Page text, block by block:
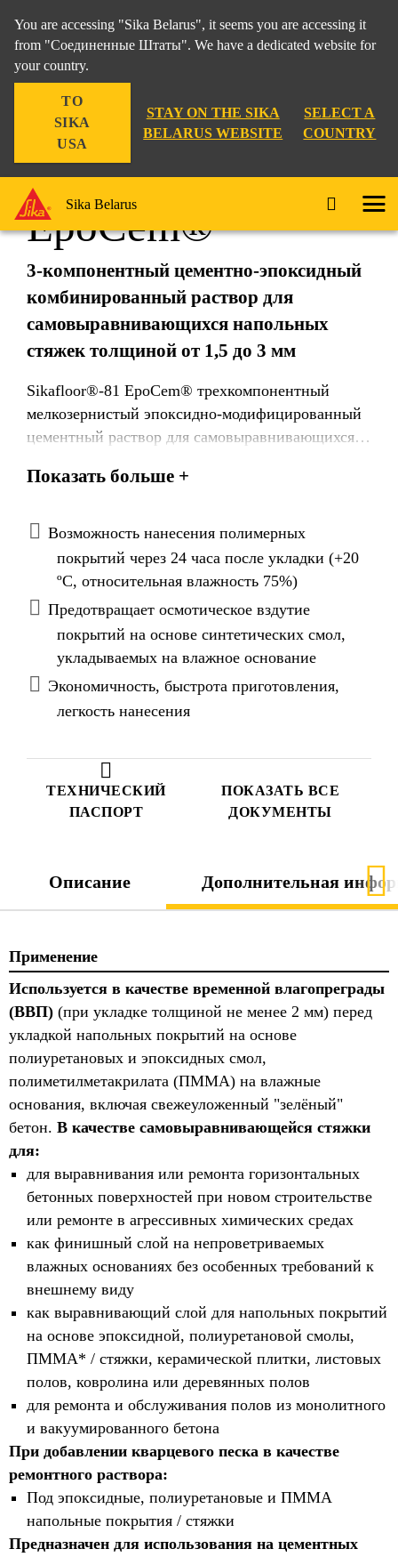
You are accessing "Sika Belarus", it seems you are accessing it
from "Соединенные Штаты". We have a dedicated website for
your country.
TO
SIKA
USA
STAY ON THE SIKA
BELARUS WEBSITE
SELECT A
COUNTRY
Sika Belarus
ТЕХНИЧЕСКИЙ
ПАСПОРТ
ПОКАЗАТЬ ВСЕ
ДОКУМЕНТЫ
Sikafloor®-81
EpoCem®
3-компонентный цементно-эпоксидный
комбинированный раствор для
самовыравнивающихся напольных
стяжек толщиной от 1,5 до 3 мм
Sikafloor®-81 EpoCem® трехкомпонентный
мелкозернистый эпоксидно-модифицированный
цементный раствор для самовыравнивающихся
от 1,5 до 3 мм.
Показать больше +
Возможность нанесения полимерных
покрытий через 24 часа после укладки (+20
ºС, относительная влажность 75%)
Предотвращает осмотическое вздутие
покрытий на основе синтетических смол,
укладываемых на влажное основание
Экономичность, быстрота приготовления,
легкость нанесения
Описание Дополнительная
Применение
Используется в качестве временной влагопреграды
(ВВП) (при укладке толщиной не менее 2 мм) перед
укладкой напольных покрытий на основе
полиуретановых и эпоксидных смол,
полиметилметакрилата (ПММА) на влажные
основания, включая свежеуложенный "зелёный"
бетон. В качестве самовыравнивающейся стяжки
для:
для выравнивания или ремонта горизонтальных
бетонных поверхностей при новом строительстве
или ремонте в агрессивных химических средах
как финишный слой на непроветриваемых
влажных основаниях без особенных требований к
внешнему виду
как выравнивающий слой для напольных покрытий
на основе эпоксидной, полиуретановой смолы,
ПММА* / стяжки, керамической плитки, листовых
полов, ковролина или деревянных полов
для ремонта и обслуживания полов из монолитного
и вакуумированного бетона
При добавлении кварцевого песка в качестве
ремонтного раствора:
Под эпоксидные, полиуретановые и ПММА
напольные покрытия / стяжки
Предназначен для использования на цементных